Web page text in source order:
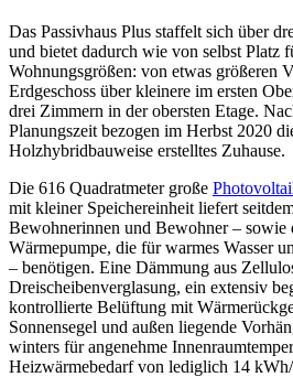
Das Passivhaus Plus staffelt sich über
und bietet dadurch wie von selbst Platz
Wohnungsgrößen: von etwas größeren
Erdgeschoss über kleinere im ersten
drei Zimmern in der obersten Etage.
Planungszeit bezogen im Herbst 2020
Holzhybridbauweise erstelltes Zuhause.
Die 616 Quadratmeter große
mit kleiner Speichereinheit liefert
Bewohnerinnen und Bewohner – sowie
Wärmepumpe, die für warmes Wasser
– benötigen. Eine Dämmung aus
Dreischeibenverglasung, ein extensiv
kontrollierte Belüftung mit
Sonnensegel und außen liegende
winters für angenehme
Heizwärmebedarf von lediglich 14 kWh/